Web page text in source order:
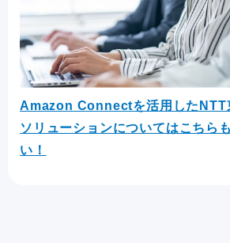
Amazon Connectを活用したNTT
ソリューションについてはこちら
い！